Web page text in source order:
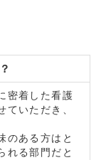
密着した看護
ていただき、
のある方はと
れる部門だと